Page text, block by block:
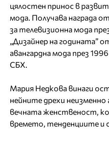
цялостен принос в
мода. Получава награда
за телевизионна мода
„Дизайнер на годината”
авангардна мода през
СБХ.
Мария Недкова винаги
нейните дрехи
вечната женственост,
времето, тенденциите и